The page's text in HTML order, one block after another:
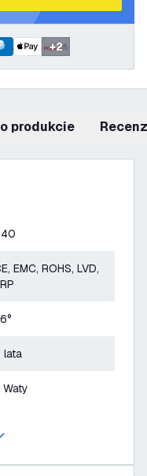
+2
produkcie
EMC, ROHS, LVD,
lata
Waty